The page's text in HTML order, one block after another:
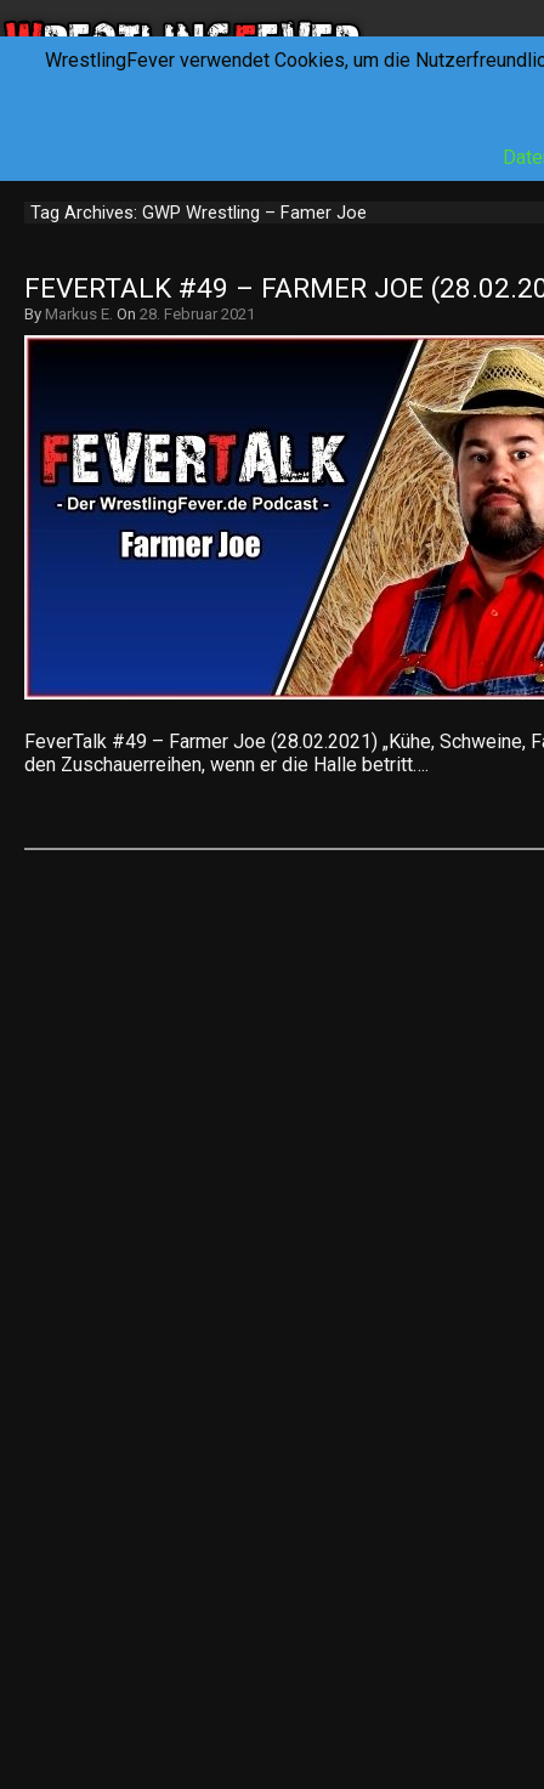
Tag Archives: GWP Wrestling – Famer Joe
FEVERTALK #49 – FARMER JOE
By Markus E. On 28. Februar 2021
FeverTalk #49 – Farmer Joe (28.02.2021) „Kühe, Schweine,
den Zuschauerreihen, wenn er die Halle betritt….
WrestlingFever verwendet Cookies, um die